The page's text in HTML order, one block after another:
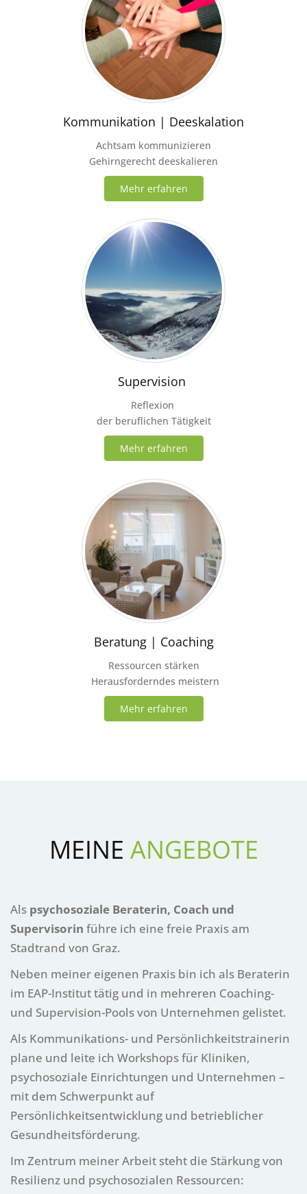
Kommunikation | Deeskalation
Achtsam kommunizieren
Gehirngerecht deeskalieren
Mehr erfahren
Supervision
Reflexion
der beruflichen Tätigkeit
Mehr erfahren
Beratung | Coaching
Ressourcen stärken
Herausforderndes meistern
Mehr erfahren
MEINE ANGEBOTE
Als psychosoziale Beraterin, Coach und
Supervisorin führe ich eine freie Praxis am
Stadtrand von Graz.
Neben meiner eigenen Praxis bin ich als Beraterin
im EAP-Institut tätig und in mehreren Coaching-
und Supervision-Pools von Unternehmen gelistet.
Als Kommunikations- und Persönlichkeitstrainerin
plane und leite ich Workshops für Kliniken,
psychosoziale Einrichtungen und Unternehmen –
mit dem Schwerpunkt auf
Persönlichkeitsentwicklung und betrieblicher
Gesundheitsförderung.
Im Zentrum meiner Arbeit steht die Stärkung von
Resilienz und psychosozialen Ressourcen: